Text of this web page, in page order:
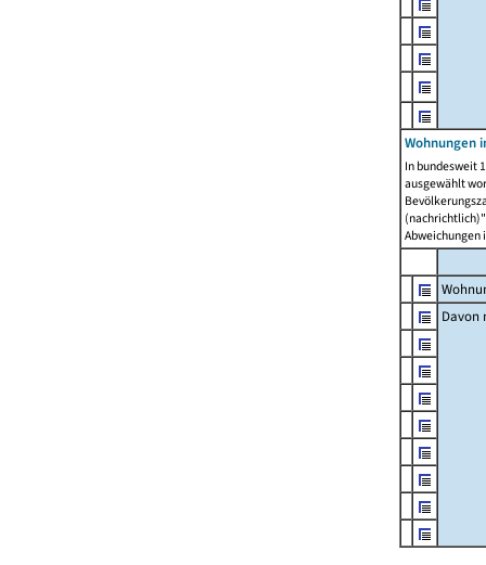
Wohnungen
In bundesweit
ausgewählt
Abweichungen
Davon